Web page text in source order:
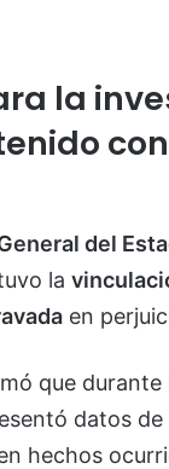
la
del
la
en
que
datos
hechos